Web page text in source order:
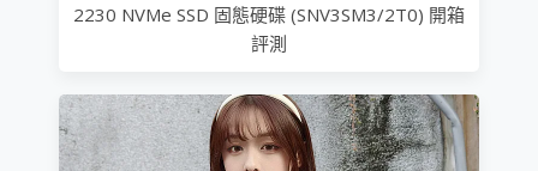
2230 NVMe SSD 固態硬碟 (SNV3SM3/2T0) 開箱
評測